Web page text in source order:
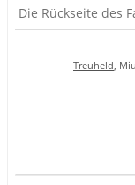
Die Rückseite des
Treuheld,